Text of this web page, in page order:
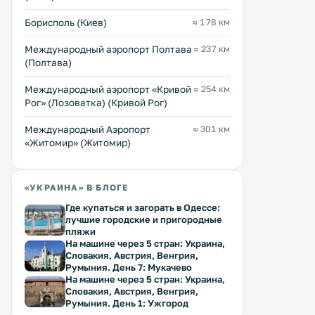
Борисполь (Киев) ≈ 178 км
Международный аэропорт Полтава
(Полтава)
≈ 237 км
Международный аэропорт «Кривой
Рог» (Лозоватка) (Кривой Рог)
≈ 254 км
Международный Аэропорт
«Житомир» (Житомир)
≈ 301 км
«УКРАИНА» В БЛОГЕ
Где купаться и загорать в Одессе:
лучшие городские и пригородные
пляжи
На машине через 5 стран: Украина,
Словакия, Австрия, Венгрия,
Румыния. День 7: Мукачево
На машине через 5 стран: Украина,
Словакия, Австрия, Венгрия,
Румыния. День 1: Ужгород